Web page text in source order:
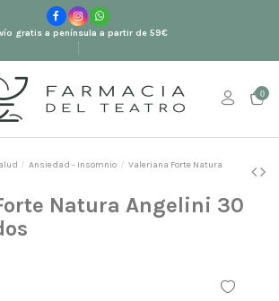
gratis a península a partir de 59€
0
Ansiedad - Insomnio
Valeriana Forte Natura
Natura Angelini 30